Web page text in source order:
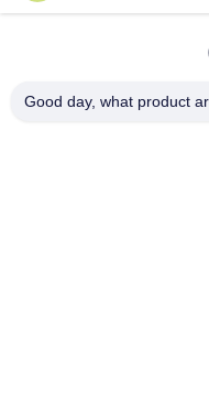
Guangdong Yuhua
Good day, what product